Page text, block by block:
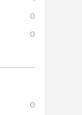
0
0
0